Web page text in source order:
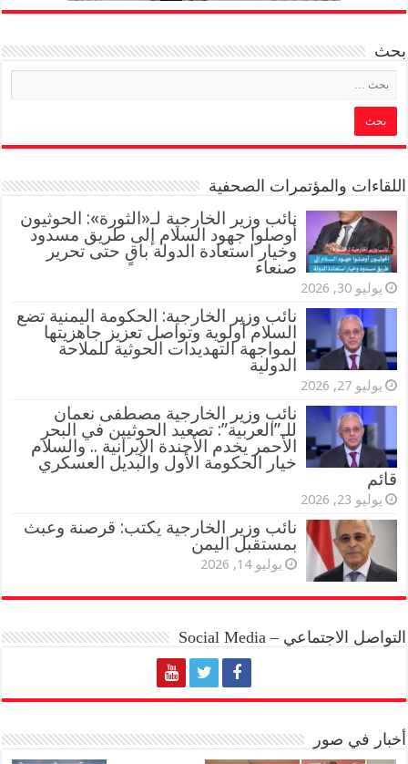
بحث
اللقاءات والمؤتمرات الصحفية
‏نائب وزير الخارجية لـ«الثورة»: الحوثيون
أوصلوا جهود السلام إلى طريق مسدود
وخيار استعادة الدولة باقٍ حتى تحرير
صنعاء
يوليو 30, 2026
نائب وزير الخارجية: الحكومة اليمنية تضع
السلام أولوية وتواصل تعزيز جاهزيتها
لمواجهة التهديدات الحوثية للملاحة
الدولية
يوليو 27, 2026
نائب وزير الخارجية مصطفى نعمان
للـ”العربية”: تصعيد الحوثيين في البحر
الأحمر يخدم الأجندة الإيرانية .. والسلام
خيار الحكومة الأول والبديل العسكري
قائم
يوليو 23, 2026
نائب وزير الخارجية يكتب: قرصنة وعبث
بمستقبل اليمن
يوليو 14, 2026
التواصل الاجتماعي – Social Media
أخبار في صور